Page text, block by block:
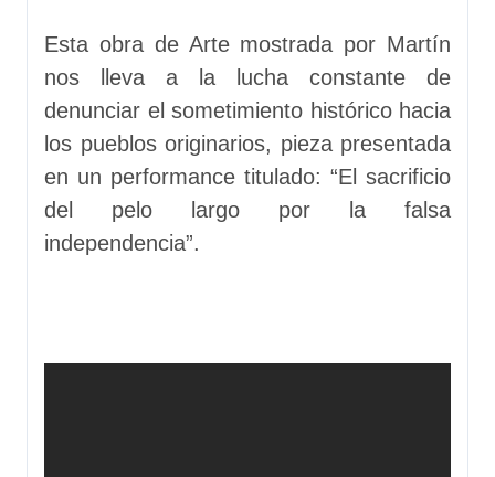
Esta obra de Arte mostrada por Martín
nos lleva a la lucha constante de
denunciar el sometimiento histórico hacia
los pueblos originarios, pieza presentada
en un performance titulado: “El sacrificio
del pelo largo por la falsa
independencia”.